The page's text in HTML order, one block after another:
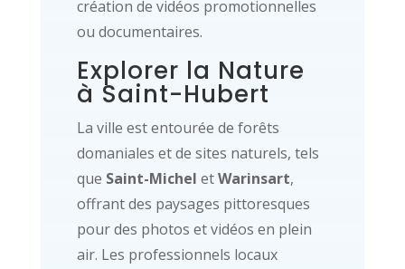
création de vidéos promotionnelles
ou documentaires.
Explorer la Nature
à Saint-Hubert
La ville est entourée de forêts
domaniales et de sites naturels, tels
que Saint-Michel etWarinsart,
offrant des paysages pittoresques
pour des photos et vidéos en plein
air. Les professionnels locaux